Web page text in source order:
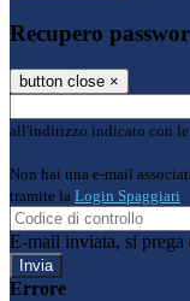
Recupero
button close ×
all'indirizzo indicato con le
Non hai una e-mail
tramite la Login Spaggiari
E-mail inviata, si prega
Errore